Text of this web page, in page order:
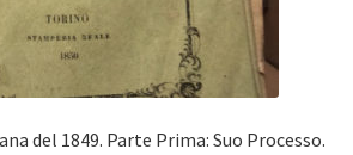
del 1849. Parte Prima: Suo Processo.